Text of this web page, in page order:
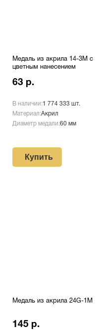
Медаль из акрила 14-3М с
цветным нанесением
63 р.
В наличии:1 774 333 шт.
Материал:Акрил
Диаметр медали:60 мм
Купить
Медаль из акрила 24G-1М
145 р.